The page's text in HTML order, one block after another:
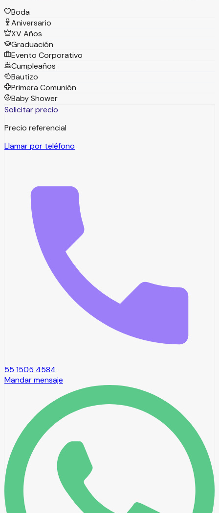
Boda
Aniversario
XV Años
Graduación
Evento Corporativo
Cumpleaños
Bautizo
Primera Comunión
Baby Shower
Solicitar precio
Precio referencial
Llamar por teléfono
55 1505 4584
Mandar mensaje